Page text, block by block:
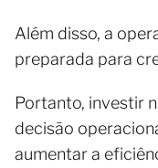
Além disso, a
preparada para
Portanto, investir
decisão
aumentar a